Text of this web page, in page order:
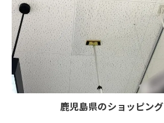
鹿児島県のショッピン